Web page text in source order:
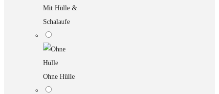
Mit Hülle &
Schalaufe
Ohne Hülle